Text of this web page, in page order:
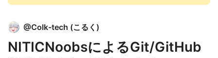
@Colk-tech (こるく )
NITICNoobsによるGit/GitHub